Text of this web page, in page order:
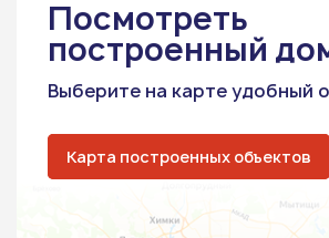
Посмотреть
построенный
Выберите на карте удобный
Карта построенных объектов